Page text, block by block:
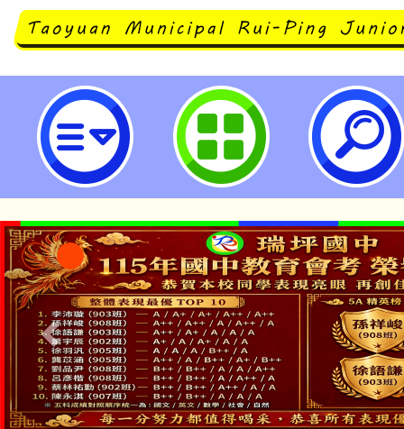
114年原住民族語認證加強班（9
坪國民中學
「本色祭」8/29、30在